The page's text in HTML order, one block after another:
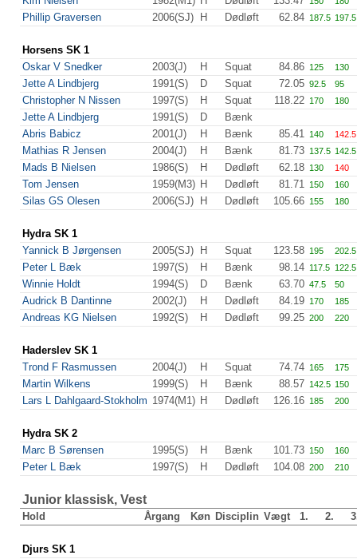
Phillip Graversen 2006(SJ) H Dødløft 62.84 187.5 197.5
Horsens SK 1
Oskar V Snedker
2003(J) H Squat 84.86 125 130
Jette A Lindbjerg 1991(S) D Squat 72.05 92.5 95
Christopher N Nissen 1997(S) H Squat 118.22 170 180
Jette A Lindbjerg 1991(S) D
Bænk
Abris Babicz
2001(J) H Bænk 85.41 140 142.5
Mathias R Jensen 2004(J) H Bænk 81.73 137.5 142.5
Mads B Nielsen 1986(S) H Dødløft 62.18 130 140
Tom Jensen 1959(M3) H Dødløft 81.71 150 160
Silas GS Olesen 2006(SJ) H Dødløft 105.66 155 180
Hydra SK 1
Yannick B Jørgensen
2005(SJ) H Squat 123.58 195 202.5
Peter L Bæk 1997(S) H Bænk 98.14 117.5 122.5
Winnie Holdt 1994(S) D Bænk 63.70 47.5 50
Audrick B Dantinne 2002(J) H Dødløft 84.19 170 185
Andreas KG Nielsen 1992(S) H Dødløft 99.25 200 220
Haderslev SK 1
Trond F Rasmussen
2004(J) H Squat 74.74 165 175
Martin Wilkens 1999(S) H Bænk 88.57 142.5 150
Lars L Dahlgaard-Stokholm 1974(M1) H Dødløft 126.16 185 200
Hydra SK 2
Marc B Sørensen
1995(S) H Bænk 101.73 150 160
Peter L Bæk 1997(S) H Dødløft 104.08 200 210
Junior klassisk, Vest
Hold Årgang Køn Disciplin Vægt 1. 2.
Djurs SK 1